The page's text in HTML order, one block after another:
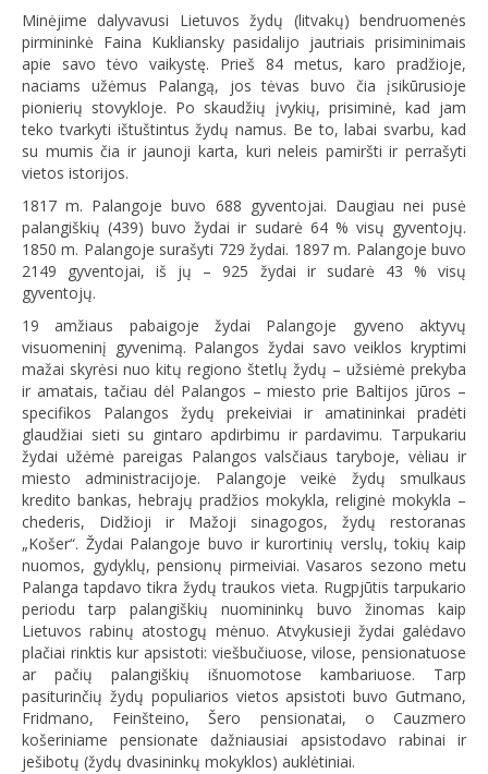
Minėjime dalyvavusi Lietuvos žydų (litvakų) bendruomenės
pirmininkė Faina Kukliansky pasidalijo jautriais prisiminimais
apie savo tėvo vaikystę. Prieš 84 metus, karo pradžioje,
naciams užėmus Palangą, jos tėvas buvo čia įsikūrusioje
pionierių stovykloje. Po skaudžių įvykių, prisiminė, kad jam
teko tvarkyti ištuštintus žydų namus. Be to, labai svarbu, kad
su mumis čia ir jaunoji karta, kuri neleis pamiršti ir perrašyti
vietos istorijos.
1817 m. Palangoje buvo 688 gyventojai. Daugiau nei pusė
palangiškių (439) buvo žydai ir sudarė 64 % visų gyventojų.
1850 m. Palangoje surašyti 729 žydai. 1897 m. Palangoje buvo
2149 gyventojai, iš jų – 925 žydai ir sudarė 43 % visų
gyventojų.
19 amžiaus pabaigoje žydai Palangoje gyveno aktyvų
visuomeninį gyvenimą. Palangos žydai savo veiklos kryptimi
mažai skyrėsi nuo kitų regiono štetlų žydų – užsiėmė prekyba
ir amatais, tačiau dėl Palangos – miesto prie Baltijos jūros –
specifikos Palangos žydų prekeiviai ir amatininkai pradėti
glaudžiai sieti su gintaro apdirbimu ir pardavimu. Tarpukariu
žydai užėmė pareigas Palangos valsčiaus taryboje, vėliau ir
miesto administracijoje. Palangoje veikė žydų smulkaus
kredito bankas, hebrajų pradžios mokykla, religinė mokykla –
chederis, Didžioji ir Mažoji sinagogos, žydų restoranas
„Košer“. Žydai Palangoje buvo ir kurortinių verslų, tokių kaip
nuomos, gydyklų, pensionų pirmeiviai. Vasaros sezono metu
Palanga tapdavo tikra žydų traukos vieta. Rugpjūtis tarpukario
periodu tarp palangiškių nuomininkų buvo žinomas kaip
Lietuvos rabinų atostogų mėnuo. Atvykusieji žydai galėdavo
plačiai rinktis kur apsistoti: viešbučiuose, vilose, pensionatuose
ar pačių palangiškių išnuomotose kambariuose. Tarp
pasiturinčių žydų populiarios vietos apsistoti buvo Gutmano,
Fridmano, Feinšteino, Šero pensionatai, o Cauzmero
košeriniame pensionate dažniausiai apsistodavo rabinai ir
ješibotų (žydų dvasininkų mokyklos) auklėtiniai.